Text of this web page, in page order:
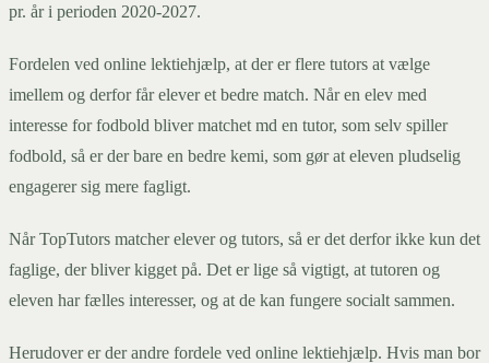
pr. år i perioden 2020-2027.
Fordelen ved online lektiehjælp, at der er flere tutors at vælge
imellem og derfor får elever et bedre match. Når en elev med
interesse for fodbold bliver matchet md en tutor, som selv spiller
fodbold, så er der bare en bedre kemi, som gør at eleven pludselig
engagerer sig mere fagligt.
Når TopTutors matcher elever og tutors, så er det derfor ikke kun det
faglige, der bliver kigget på. Det er lige så vigtigt, at tutoren og
eleven har fælles interesser, og at de kan fungere socialt sammen.
Herudover er der andre fordele ved online lektiehjælp. Hvis man bor